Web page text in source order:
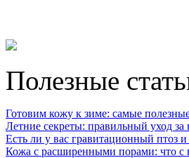
Полезные
Готовим кожу к зиме: самые
Летние секреты: правильный уход за
Есть ли у вас гравитационный птоз и
Кожа с расширенными порами: что с